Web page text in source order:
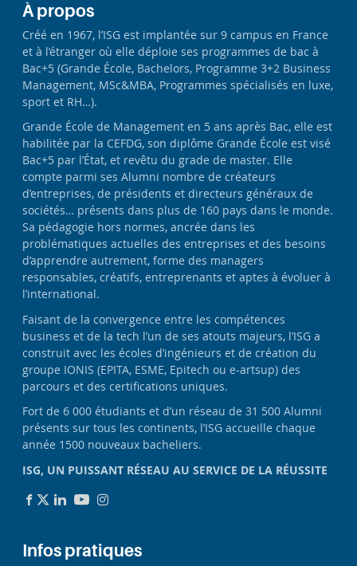
À propos
Créé en 1967, l’ISG est implantée sur 9 campus en France
et à l’étranger où elle déploie ses programmes de bac à
Bac+5 (Grande École, Bachelors, Programme 3+2 Business
Management, MSc&MBA, Programmes spécialisés en luxe,
sport et RH…).
Grande École de Management en 5 ans après Bac, elle est
habilitée par la CEFDG, son diplôme Grande École est visé
Bac+5 par l’État, et revêtu du grade de master. Elle
compte parmi ses Alumni nombre de créateurs
d’entreprises, de présidents et directeurs généraux de
sociétés… présents dans plus de 160 pays dans le monde.
Sa pédagogie hors normes, ancrée dans les
problématiques actuelles des entreprises et des besoins
d’apprendre autrement, forme des managers
responsables, créatifs, entreprenants et aptes à évoluer à
l’international.
Faisant de la convergence entre les compétences
business et de la tech l’un de ses atouts majeurs, l’ISG a
construit avec les écoles d’ingénieurs et de création du
groupe IONIS (EPITA, ESME, Epitech ou e-artsup) des
parcours et des certifications uniques.
Fort de 6 000 étudiants et d’un réseau de 31 500 Alumni
présents sur tous les continents, l’ISG accueille chaque
année 1500 nouveaux bacheliers.
ISG, UN PUISSANT RÉSEAU AU SERVICE DE LA RÉUSSITE
Infos pratiques